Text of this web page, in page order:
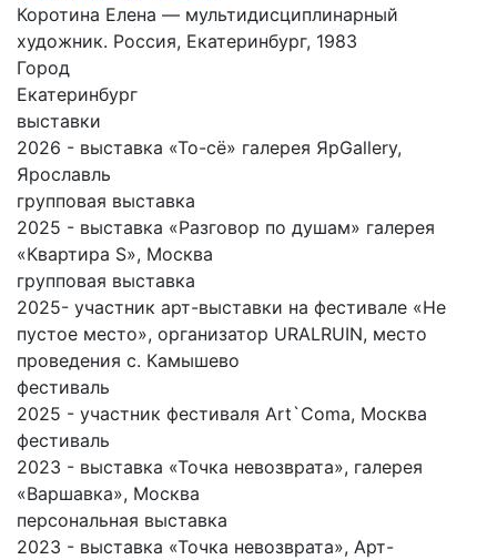
Коротина Елена — мультидисциплинарный
художник. Россия, Екатеринбург, 1983
Город
Екатеринбург
выставки
2026 - выставка «То-сё» галерея ЯрGallery,
Ярославль
групповая выставка
2025 - выставка «Разговор по душам» галерея
«Квартира S», Москва
групповая выставка
2025- участник арт-выставки на фестивале «Не
пустое место», организатор URALRUIN, место
проведения с. Камышево
фестиваль
2025 - участник фестиваля Art`Coma, Москва
фестиваль
2023 - выставка «Точка невозврата», галерея
«Варшавка», Москва
персональная выставка
2023 - выставка «Точка невозврата», Арт-